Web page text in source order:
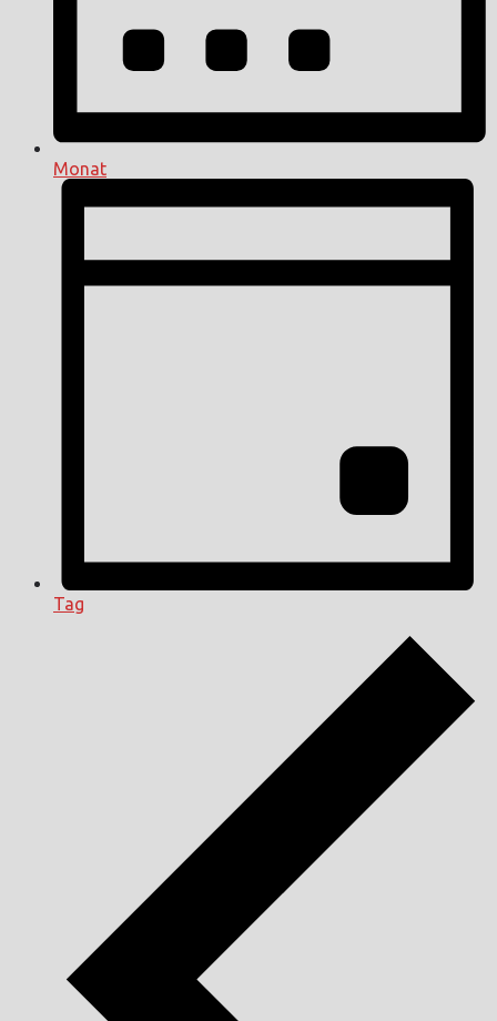
Monat
Tag